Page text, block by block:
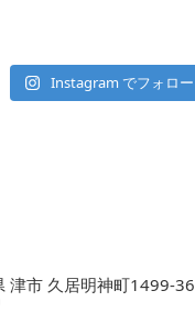
Instagram でフォロー
津市 久居明神町1499-36